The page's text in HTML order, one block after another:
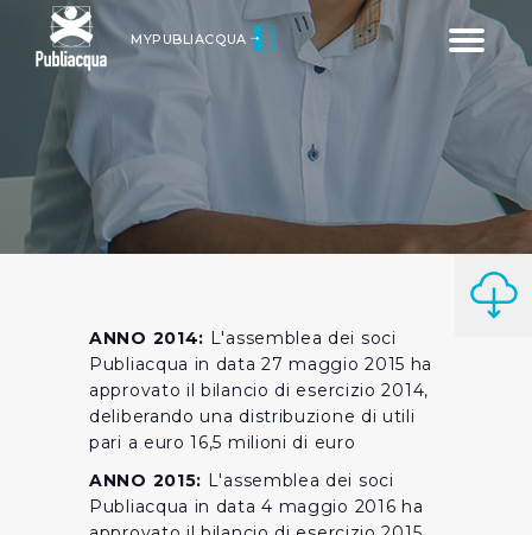
Toggle
MYPUBLIACQUA
ANNO 2014: L'assemblea dei soci
Publiacqua in data 27 maggio 2015 ha
approvato il bilancio di esercizio 2014,
deliberando una distribuzione di utili
pari a euro 16,5 milioni di euro
ANNO 2015: L'assemblea dei soci
Publiacqua in data 4 maggio 2016 ha